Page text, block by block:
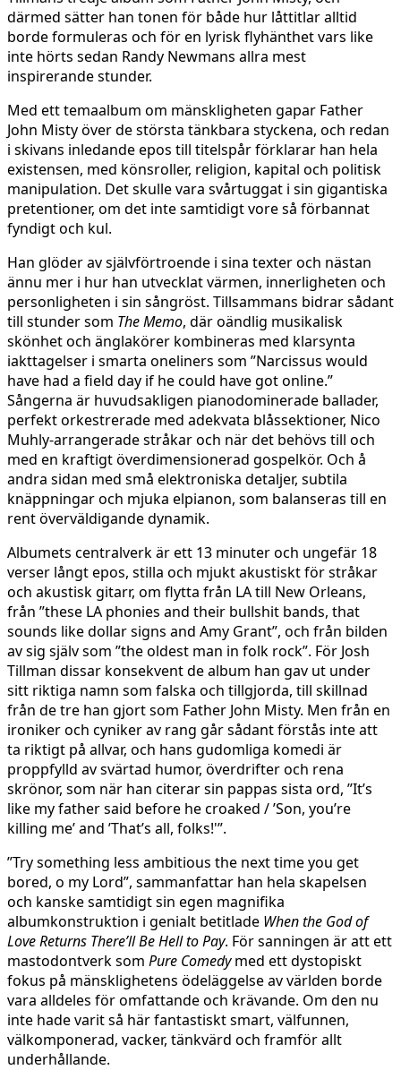
därmed sätter han tonen för både hur låttitlar alltid
borde formuleras och för en lyrisk flyhänthet vars like
inte hörts sedan Randy Newmans allra mest
inspirerande stunder.
Med ett temaalbum om mänskligheten gapar Father
John Misty över de största tänkbara styckena, och redan
i skivans inledande epos till titelspår förklarar han hela
existensen, med könsroller, religion, kapital och politisk
manipulation. Det skulle vara svårtuggat i sin gigantiska
pretentioner, om det inte samtidigt vore så förbannat
fyndigt och kul.
Han glöder av självförtroende i sina texter och nästan
ännu mer i hur han utvecklat värmen, innerligheten och
personligheten i sin sångröst. Tillsammans bidrar sådant
till stunder som The Memo, där oändlig musikalisk
skönhet och änglakörer kombineras med klarsynta
iakttagelser i smarta oneliners som ”Narcissus would
have had a field day if he could have got online.”
Sångerna är huvudsakligen pianodominerade ballader,
perfekt orkestrerade med adekvata blåssektioner, Nico
Muhly-arrangerade stråkar och när det behövs till och
med en kraftigt överdimensionerad gospelkör. Och å
andra sidan med små elektroniska detaljer, subtila
knäppningar och mjuka elpianon, som balanseras till en
rent överväldigande dynamik.
Albumets centralverk är ett 13 minuter och ungefär 18
verser långt epos, stilla och mjukt akustiskt för stråkar
och akustisk gitarr, om flytta från LA till New Orleans,
från ”these LA phonies and their bullshit bands, that
sounds like dollar signs and Amy Grant”, och från bilden
av sig själv som ”the oldest man in folk rock”. För Josh
Tillman dissar konsekvent de album han gav ut under
sitt riktiga namn som falska och tillgjorda, till skillnad
från de tre han gjort som Father John Misty. Men från en
ironiker och cyniker av rang går sådant förstås inte att
ta riktigt på allvar, och hans gudomliga komedi är
proppfylld av svärtad humor, överdrifter och rena
skrönor, som när han citerar sin pappas sista ord, ”It’s
like my father said before he croaked / ’Son, you’re
killing me’ and ’That’s all, folks!'”.
”Try something less ambitious the next time you get
bored, o my Lord”, sammanfattar han hela skapelsen
och kanske samtidigt sin egen magnifika
albumkonstruktion i genialt betitlade When the God of
Love Returns There’ll Be Hell to Pay. För sanningen är att ett
mastodontverk som Pure Comedymed ett dystopiskt
fokus på mänsklighetens ödeläggelse av världen borde
vara alldeles för omfattande och krävande. Om den nu
inte hade varit så här fantastiskt smart, välfunnen,
välkomponerad, vacker, tänkvärd och framför allt
underhållande.